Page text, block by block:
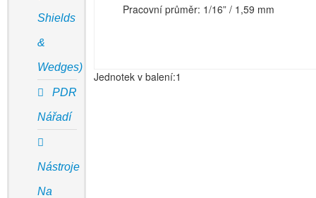
Shields
&
Wedges)
PDR
Nářadí
Nástroje
Na
Pracovní průměr: 1/16” / 1,59 mm
Jednotek v balení:1